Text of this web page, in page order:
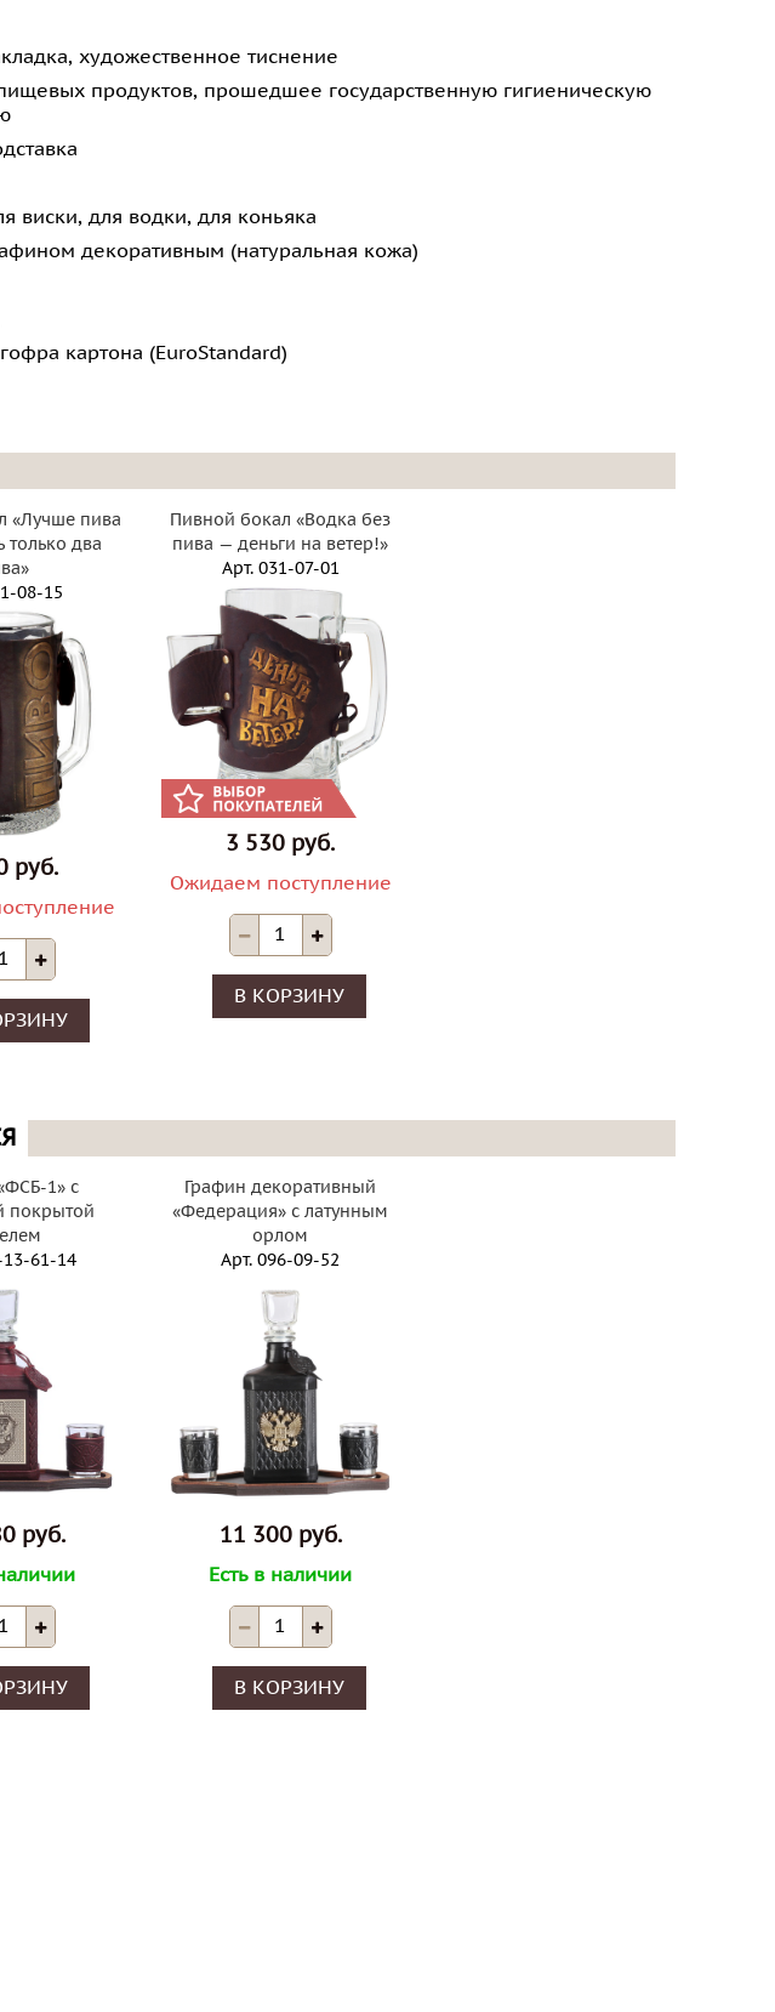
художественное тиснение
продуктов, прошедшее государственную гигиеническую
виски, для водки, для коньяка
декоративным (натуральная кожа)
картона (EuroStandard)
«Лучше пива
только два
08-15
руб.
Пивной бокал «Водка без
пива — деньги на ветер!»
Арт.031-07-01
3 530 руб.
Ожидаем поступление
В КОРЗИНУ
1» с
покрытой
61-14
руб.
Графин декоративный
«Федерация» с латунным
орлом
Арт. 096-09-52
11 300 руб.
Есть в наличии
В КОРЗИНУ